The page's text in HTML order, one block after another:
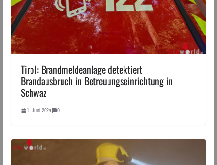
Tirol: Brandmeldeanlage detektiert
Brandausbruch in Betreuungseinrichtung in
Schwaz
1. Juni 2024 0